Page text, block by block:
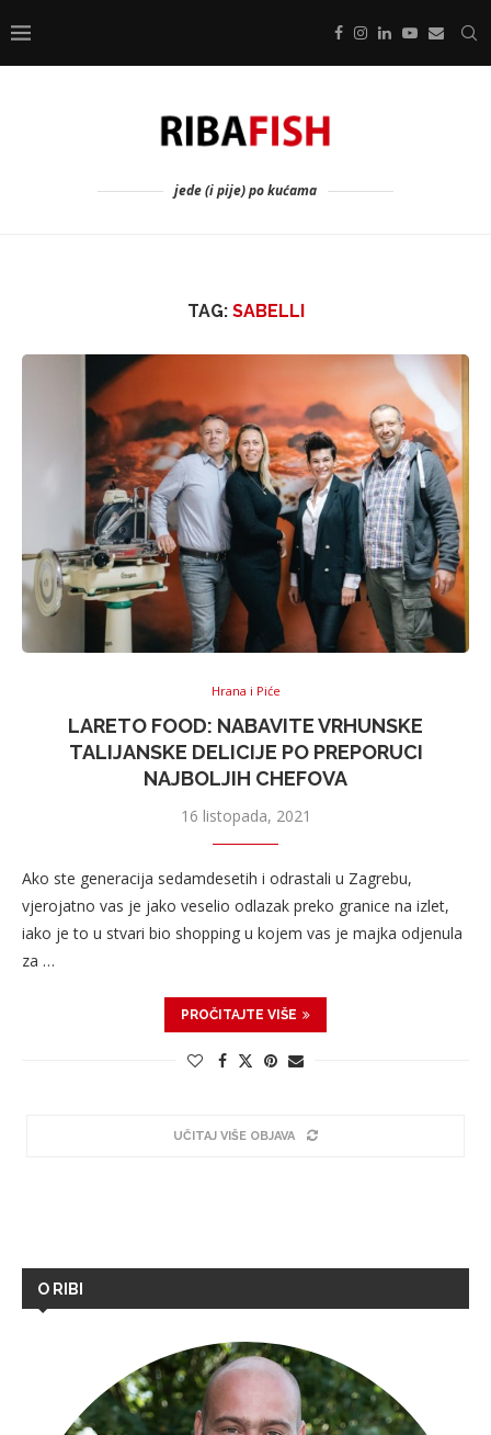
jede (i pije) po kućama
TAG: SABELLI
Hrana i Piće
LARETO FOOD: NABAVITE VRHUNSKE
TALIJANSKE DELICIJE PO PREPORUCI
NAJBOLJIH CHEFOVA
16 listopada, 2021
Ako ste generacija sedamdesetih i odrastali u Zagrebu,
vjerojatno vas je jako veselio odlazak preko granice na izlet,
iako je to u stvari bio shopping u kojem vas je majka odjenula
za …
PROČITAJTE VIŠE
UČITAJ VIŠE OBJAVA
O RIBI